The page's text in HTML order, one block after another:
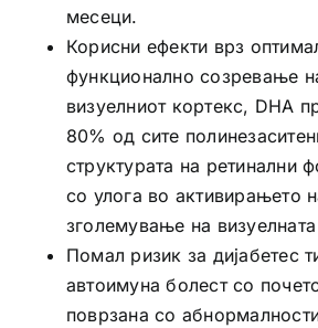
месеци.
Корисни ефекти врз
функционално созревање
визуелниот кортекс, DHA
80% од сите
структурата на ретинални
со улога во активирањето
зголемување на
Помал ризик за дијабетес
автоимуна болест со
поврзана со